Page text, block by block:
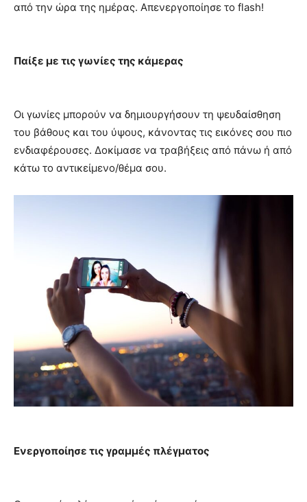
από την ώρα της ημέρας. Απενεργοποίησε το flash!
Παίξε με τις γωνίες της κάμερας
Οι γωνίες μπορούν να δημιουργήσουν τη ψευδαίσθηση
του βάθους και του ύψους, κάνοντας τις εικόνες σου πιο
ενδιαφέρουσες. Δοκίμασε να τραβήξεις από πάνω ή από
κάτω το αντικείμενο/θέμα σου.
Ενεργοποίησε τις γραμμές πλέγματος